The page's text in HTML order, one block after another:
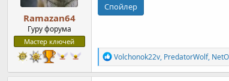
Ramazan64
Гуру форума
Мастер ключей
Спойлер
Р
е
а
Volchonok22v, PredatorWolf,